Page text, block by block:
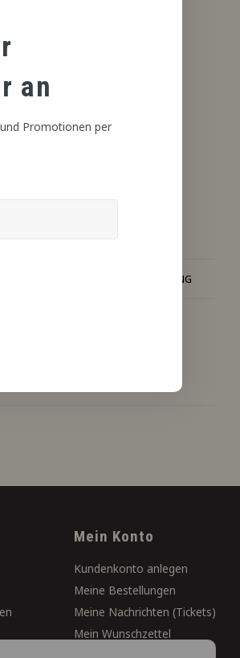
an
Promotionen per
PROFESSIONELLE BERATUNG
Mein Konto
Kundenkonto anlegen
Meine Bestellungen
Meine Nachrichten (Tickets)
Mein Wunschzettel